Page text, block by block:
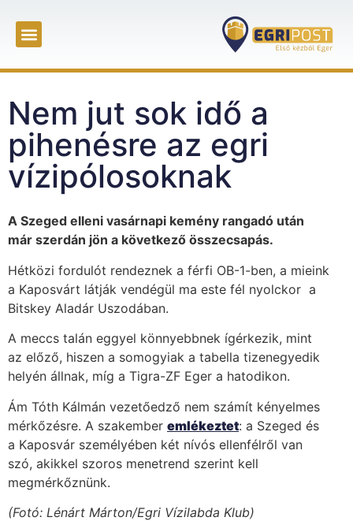
Nem jut sok idő a
pihenésre az egri
vízipólosoknak
A Szeged elleni vasárnapi kemény rangadó után
már szerdán jön a következő összecsapás.
Hétközi fordulót rendeznek a férfi OB-1-ben, a mieink
a Kaposvárt látják vendégül ma este fél nyolckor a
Bitskey Aladár Uszodában.
A meccs talán eggyel könnyebbnek ígérkezik, mint
az előző, hiszen a somogyiak a tabella tizenegyedik
helyén állnak, míg a Tigra-ZF Eger a hatodikon.
Ám Tóth Kálmán vezetőedző nem számít kényelmes
mérkőzésre. A szakember emlékeztet: a Szeged és
a Kaposvár személyében két nívós ellenfélről van
szó, akikkel szoros menetrend szerint kell
megmérkőznünk.
(Fotó: Lénárt Márton/Egri Vízilabda Klub)